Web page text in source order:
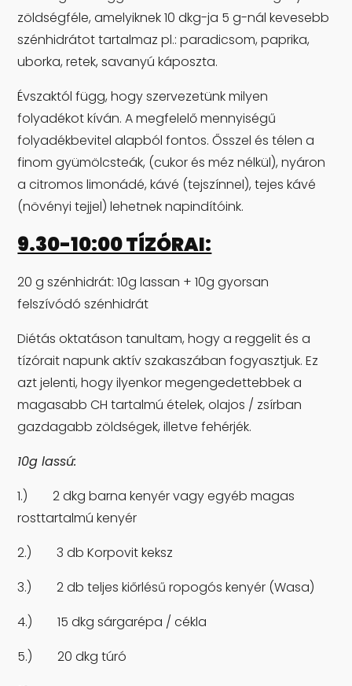
zöldségféle, amelyiknek 10 dkg-ja 5 g-nál kevesebb
szénhidrátot tartalmaz pl.: paradicsom, paprika,
uborka, retek, savanyú káposzta.
Évszaktól függ, hogy szervezetünk milyen
folyadékot kíván. A megfelelő mennyiségű
folyadékbevitel alapból fontos. Ősszel és télen a
finom gyümölcsteák, (cukor és méz nélkül), nyáron
a citromos limonádé, kávé (tejszínnel), tejes kávé
(növényi tejjel) lehetnek napindítóink.
9.30-10:00 TÍZÓRAI:
20 g szénhidrát: 10g lassan + 10g gyorsan
felszívódó szénhidrát
Diétás oktatáson tanultam, hogy a reggelit és a
tízórait napunk aktív szakaszában fogyasztjuk. Ez
azt jelenti, hogy ilyenkor megengedettebbek a
magasabb CH tartalmú ételek, olajos / zsírban
gazdagabb zöldségek, illetve fehérjék.
10g lassú:
1.) 2 dkg barna kenyér vagy egyéb magas
rosttartalmú kenyér
2.) 3 db Korpovit keksz
3.) 2 db teljes kiőrlésű ropogós kenyér (Wasa)
4.) 15 dkg sárgarépa / cékla
5.) 20 dkg túró